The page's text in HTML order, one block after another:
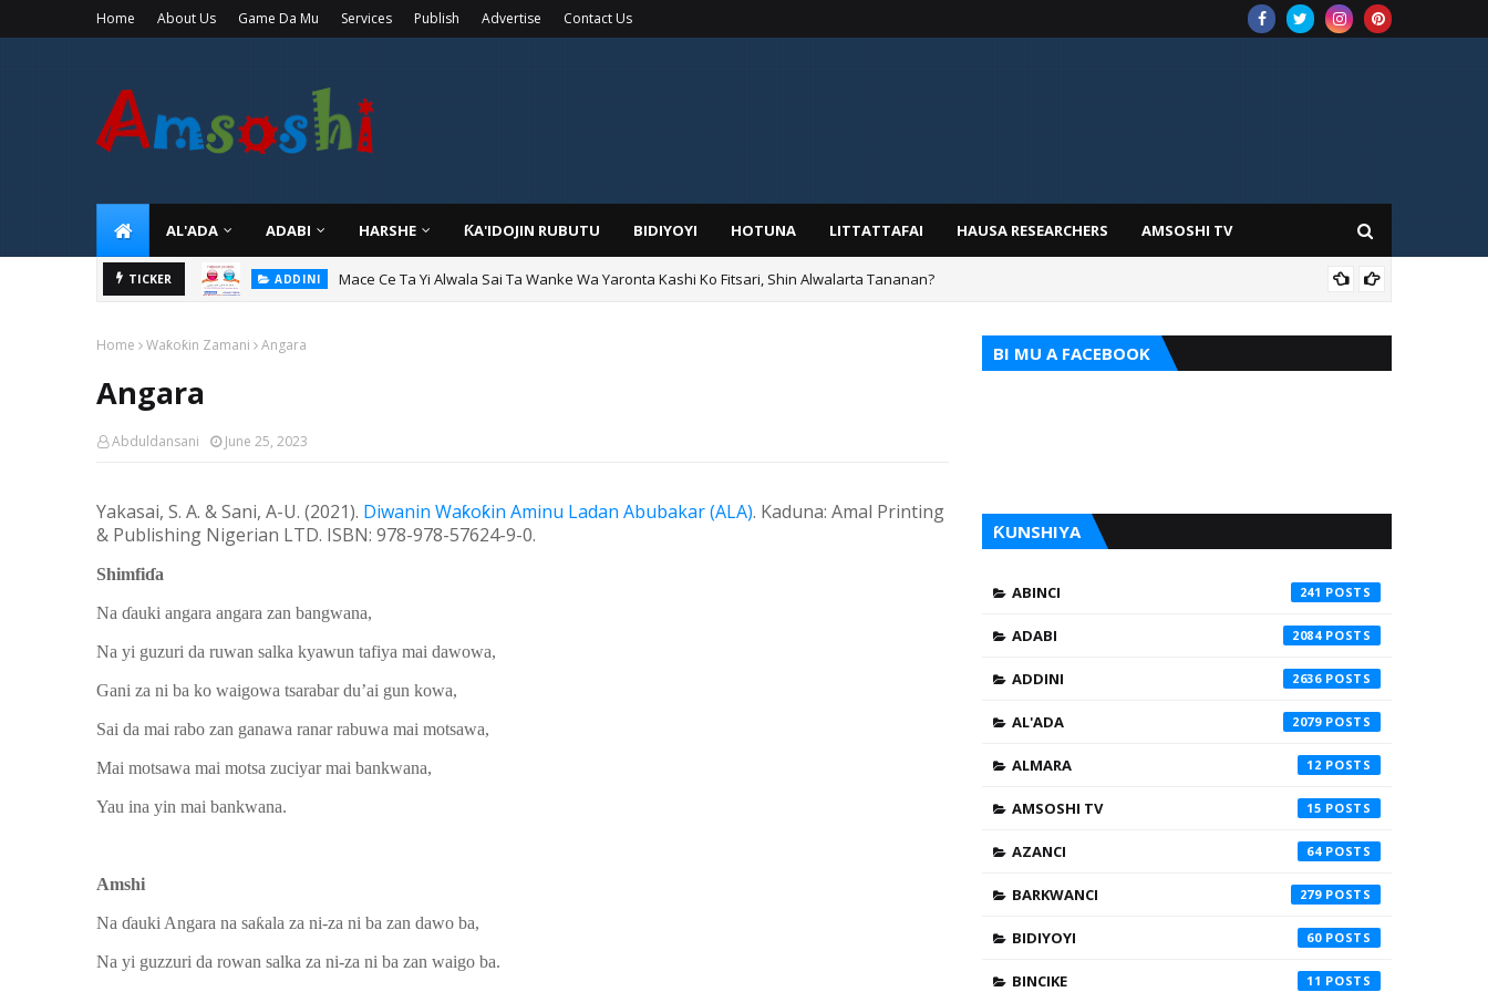
Home About Us Game Da Mu Services Publish Advertise Contact Us
AL'ADA ADABI HARSHE ƘA'IDOJIN RUBUTU BIDIYOYI HOTUNA LITTATTAFAI HAUSA RESEARCHERS AMSOSHI TV
TICKER ADDINI Tuban Wanda Ya Je Wurin Boka
Home Waƙoƙin Zamani Angara
Angara
Abduldansani June 25, 2023
Yakasai, S. A. & Sani, A-U. (2021). Diwanin Waƙoƙin Aminu Ladan Abubakar (ALA). Kaduna: Amal Printing
& Publishing Nigerian LTD. ISBN: 978-978-57624-9-0.
Shimfiɗa
Na ɗauki angara angara zan bangwana,
Na yi guzuri da ruwan salka kyawun tafiya mai dawowa,
Gani za ni ba ko waigowa tsarabar du’ai gun kowa,
Sai da mai rabo zan ganawa ranar rabuwa mai motsawa,
Mai motsawa mai motsa zuciyar mai bankwana,
Yau ina yin mai bankwana.
Amshi
Na ɗauki Angara na saƙala za ni-za ni ba zan dawo ba,
Na yi guzzuri da rowan salka za ni-za ni ba zan waigo ba.
BI MU A FACEBOOK
ƘUNSHIYA
ABINCI 241
ADABI 2084
ADDINI 2636
AL'ADA 2079
ALMARA 12
AMSOSHI TV 15
AZANCI 64
BARKWANCI 279
BIDIYOYI 60
BINCIKE 11